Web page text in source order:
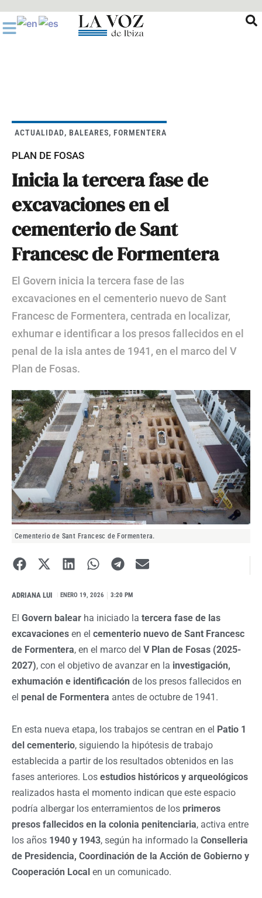
al
contenido
ACTUALIDAD, BALEARES, FORMENTERA
PLAN DE FOSAS
Inicia la tercera fase de
excavaciones en el
cementerio de Sant
Francesc de Formentera
El Govern inicia la tercera fase de las
excavaciones en el cementerio nuevo de Sant
Francesc de Formentera, centrada en localizar,
exhumar e identificar a los presos fallecidos en el
penal de la isla antes de 1941, en el marco del V
Plan de Fosas.
Cementerio de Sant Francesc de Formentera.
ADRIANA LUI ENERO 19, 2026 3:20 PM
El Govern balear ha iniciado la tercera fase de las
excavaciones en el cementerio nuevo de Sant Francesc
de Formentera, en el marco del V Plan de Fosas (2025-
2027), con el objetivo de avanzar en la investigación,
exhumación e identificación de los presos fallecidos en
el penal de Formentera antes de octubre de 1941.
En esta nueva etapa, los trabajos se centran en el Patio 1
del cementerio, siguiendo la hipótesis de trabajo
establecida a partir de los resultados obtenidos en las
fases anteriores. Los estudios históricos y arqueológicos
realizados hasta el momento indican que este espacio
podría albergar los enterramientos de los primeros
presos fallecidos en la colonia penitenciaria, activa entre
los años 1940 y 1943, según ha informado la Conselleria
de Presidencia, Coordinación de la Acción de Gobierno y
Cooperación Local en un comunicado.